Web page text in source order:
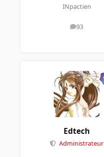
INpactien
93
messages
Edtech
Administrateur